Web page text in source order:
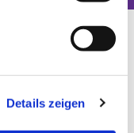
Details zeigen